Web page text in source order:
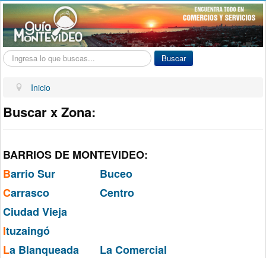
Buscar... Buscar
Inicio
Buscar x Zona:
BARRIOS DE MONTEVIDEO:
Barrio Sur
Buceo
Carrasco
Centro
Ciudad Vieja
Ituzaingó
La Blanqueada
La Comercial